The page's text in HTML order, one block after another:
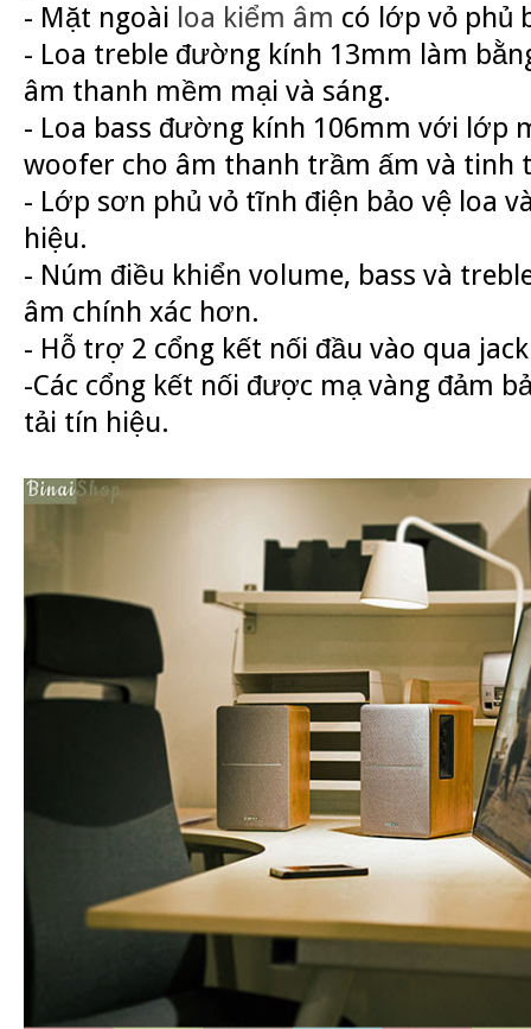
- Mặt ngoài loa kiểm âm có lớp vỏ phủ
- Loa treble đường kính 13mm làm
âm thanh mềm mại và sáng.
- Loa bass đường kính 106mm với lớp
woofer cho âm thanh trầm ấm và tinh
- Lớp sơn phủ vỏ tĩnh điện bảo vệ loa
hiệu.
- Núm điều khiển volume, bass và
âm chính xác hơn.
- Hỗ trợ 2 cổng kết nối đầu vào qua jack
-Các cổng kết nối được mạ vàng đảm
tải tín hiệu.